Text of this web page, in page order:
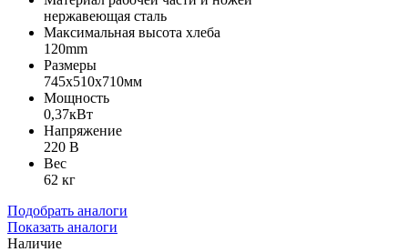
нержавеющая сталь
Максимальная высота хлеба
120mm
Размеры
745x510x710мм
Мощность
0,37кВт
Напряжение
220 В
Вес
62 кг
Подобрать аналоги
Показать аналоги
Наличие